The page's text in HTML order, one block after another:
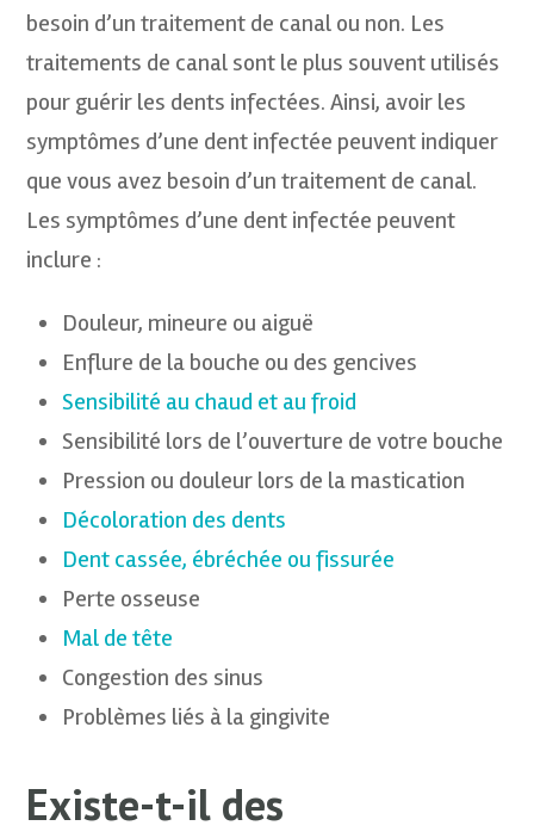
besoin d’un traitement de canal ou non. Les
traitements de canal sont le plus souvent utilisés
pour guérir les dents infectées. Ainsi, avoir les
symptômes d’une dent infectée peuvent indiquer
que vous avez besoin d’un traitement de canal.
Les symptômes d’une dent infectée peuvent
inclure :
Douleur, mineure ou aiguë
Enflure de la bouche ou des gencives
Sensibilité au chaud et au froid
Sensibilité lors de l’ouverture de votre bouche
Pression ou douleur lors de la mastication
Décoloration des dents
Dent cassée, ébréchée ou fissurée
Perte osseuse
Mal de tête
Congestion des sinus
Problèmes liés à la gingivite
Existe-t-il des